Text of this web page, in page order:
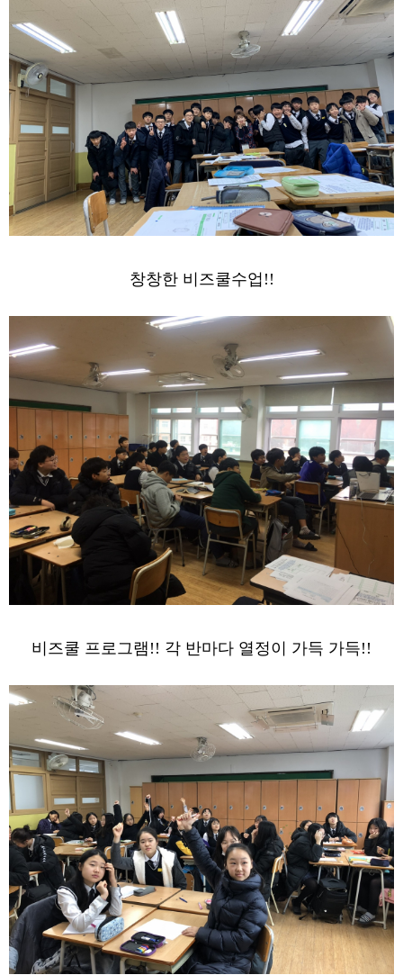
창창한 비즈쿨수업!!
비즈쿨 프로그램!! 각 반마다 열정이 가득 가득!!